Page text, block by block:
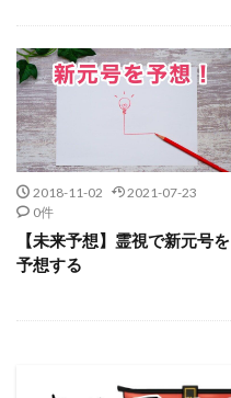
2018-11-02
2021-07-23
0件
【未来予想】霊視で新元号を
予想する